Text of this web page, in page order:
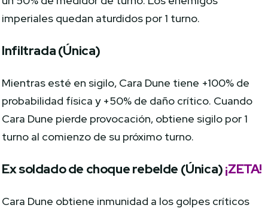
imperiales quedan aturdidos por 1 turno.
Infiltrada (Única)
Mientras esté en sigilo, Cara Dune tiene +100% de
probabilidad física y +50% de daño crítico. Cuando
Cara Dune pierde provocación, obtiene sigilo por 1
turno al comienzo de su próximo turno.
Ex soldado de choque rebelde (Única)¡ZETA!
Cara Dune obtiene inmunidad a los golpes críticos